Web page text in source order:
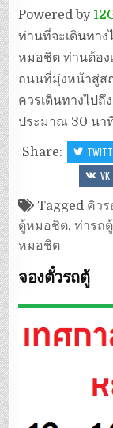
Powered by
ท่านที่จะเดินทา
หมอชิต ท่านต้อง
ถนนที่มุ่งหน้าสู่ส
ควรเดินทางไป
ประมาณ 30 นา
Share:
VK
Tagged คิว
ตู้หมอชิต,ท่ารถ
หมอชิต
จองตั๋วรถตู้